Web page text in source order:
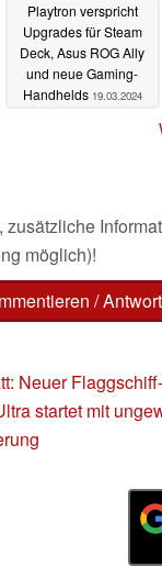
Playtron verspricht
Upgrades für Steam
Deck, Asus ROG Ally
und neue Gaming-
Handhelds 19.03.2024
zusätzliche
möglich)!
/
Neuer
startet mit